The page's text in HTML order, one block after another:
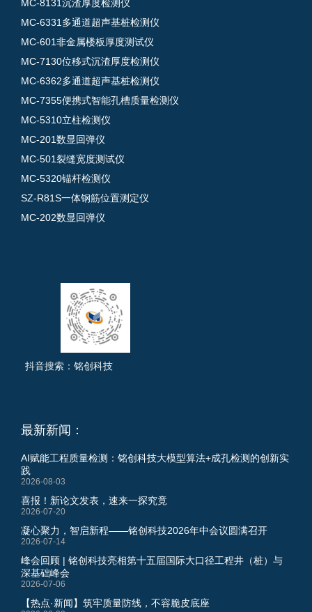
MC-8131沉渣厚度检测仪
MC-6331多通道超声基桩检测仪
MC-601非金属楼板厚度测试仪
MC-7130位移式沉渣厚度检测仪
MC-6362多通道超声基桩检测仪
MC-7355便携式智能孔槽质量检测仪
MC-5310立柱检测仪
MC-201数显回弹仪
MC-501裂缝宽度测试仪
MC-5320锚杆检测仪
SZ-R81S一体钢筋位置测定仪
MC-202数显回弹仪
抖音搜索：铭创科技
最新新闻：
AI赋能工程质量检测：铭创科技大模型算法+成孔检测的创新实
践
2026-08-03
喜报！新论文发表，速来一探究竟
2026-07-20
凝心聚力，智启新程——铭创科技2026年中会议圆满召开
2026-07-14
峰会回顾 | 铭创科技亮相第十五届国际大口径工程井（桩）与
深基础峰会
2026-07-06
【热点·新闻】筑牢质量防线，不容脆皮底座